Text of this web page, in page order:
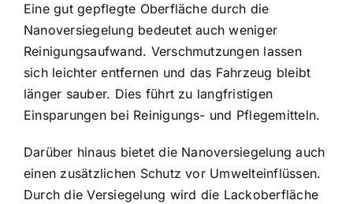
Eine gut gepflegte Oberfläche durch die
Nanoversiegelung bedeutet auch weniger
Reinigungsaufwand. Verschmutzungen lassen
sich leichter entfernen und das Fahrzeug bleibt
länger sauber. Dies führt zu langfristigen
Einsparungen bei Reinigungs- und Pflegemitteln.
Darüber hinaus bietet die Nanoversiegelung auch
einen zusätzlichen Schutz vor Umwelteinflüssen.
Durch die Versiegelung wird die Lackoberfläche